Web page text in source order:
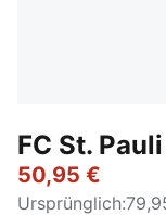
FC St.
50,95 €
Ursprünglich: